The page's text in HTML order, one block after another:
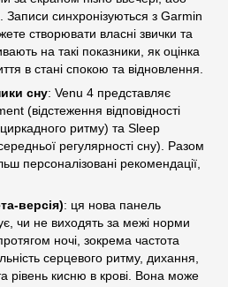
синхронізуються з Garmin
створювати власні звички та
на такі показники, як оцінка
в стані спокою та відновлення.
сну: Venu 4 представляє
(відстеження відповідності
ритму) та Sleep
регулярності сну). Разом
персоналізовані рекомендації,
версія): ця нова панель
чи не виходять за межі норми
ночі, зокрема частота
серцевого ритму, дихання,
рівень кисню в крові. Вона може